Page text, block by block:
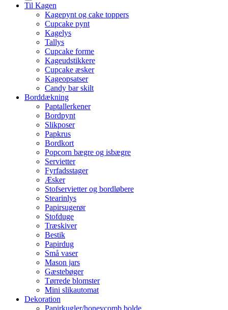
Til Kagen
Kagepynt og cake toppers
Cupcake pynt
Kagelys
Tallys
Cupcake forme
Kageudstikkere
Cupcake æsker
Kageopsatser
Candy bar skilt
Borddækning
Paptallerkener
Bordpynt
Slikposer
Papkrus
Bordkort
Popcorn bægre og isbægre
Servietter
Fyrfadsstager
Æsker
Stofservietter og bordløbere
Stearinlys
Papirsugerør
Stofduge
Træskiver
Bestik
Papirdug
Små vaser
Mason jars
Gæstebøger
Tørrede blomster
Mini slikautomat
Dekoration
Papirkugler/honeycomb bolde